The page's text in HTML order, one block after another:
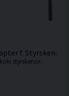
f. Styrskena
styrskenor.